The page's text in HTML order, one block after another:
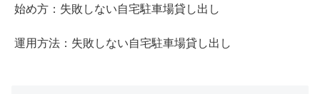
始め方：失敗しない自宅駐車場貸し出し
運用方法：失敗しない自宅駐車場貸し出し